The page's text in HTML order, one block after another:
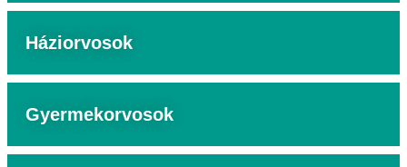
Háziorvosok
Gyermekorvosok